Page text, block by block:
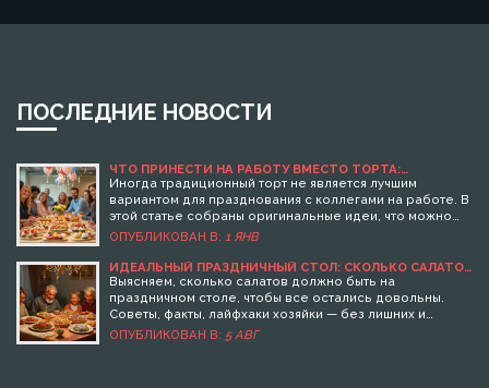
ПОСЛЕДНИЕ НОВОСТИ
ЧТО ПРИНЕСТИ НА РАБОТУ ВМЕСТО ТОРТА:
ОРИГИНАЛЬНЫЕ И ВКУСНЫЕ ИДЕИ
Иногда традиционный торт не является лучшим
вариантом для празднования с коллегами на работе. В
этой статье собраны оригинальные идеи, что можно
принести на работу вместо торта. Рассмотрены как
можно легко подготовить и поделиться с коллегами.
Эти идеи помогут сделать рабочий праздник
незабываемым и приятным для всех участников.
ОПУБЛИКОВАН В: 1 ЯНВ
ИДЕАЛЬНЫЙ ПРАЗДНИЧНЫЙ СТОЛ: СКОЛЬКО САЛАТОВ
НУЖНО ГОТОВИТЬ И КАК НЕ ПЕРЕБОРЩИТЬ
Выясняем, сколько салатов должно быть на
праздничном столе, чтобы все остались довольны.
Советы, факты, лайфхаки хозяйки — без лишних и
скучных правил.
ОПУБЛИКОВАН В: 5 АВГ